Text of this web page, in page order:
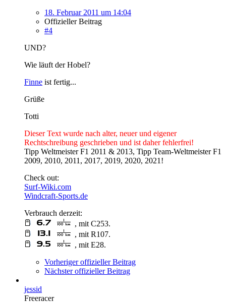
18. Februar 2011 um 14:04
Offizieller Beitrag
#4
UND?
Wie läuft der Hobel?
Finne ist fertig...
Grüße
Totti
Dieser Text wurde nach alter, neuer und eigener
Rechtschreibung geschrieben und ist daher fehlerfrei!
Tipp Weltmeister F1 2011 & 2013, Tipp Team-Weltmeister F1
2009, 2010, 2011, 2017, 2019, 2020, 2021!
Check out:
Surf-Wiki.com
Windcraft-Sports.de
Verbrauch derzeit:
, mit C253.
, mit R107.
, mit E28.
Vorheriger offizieller Beitrag
Nächster offizieller Beitrag
jessid
Freeracer